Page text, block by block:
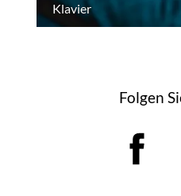
Klavier
Folgen